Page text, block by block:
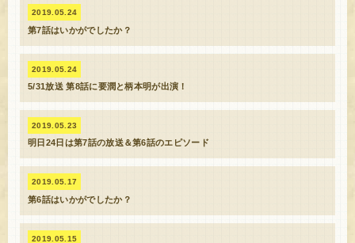
2019.05.24
第7話はいかがでしたか？
2019.05.24
5/31放送 第8話に要潤と柄本明が出演！
2019.05.23
明日24日は第7話の放送＆第6話のエピソード
2019.05.17
第6話はいかがでしたか？
2019.05.15